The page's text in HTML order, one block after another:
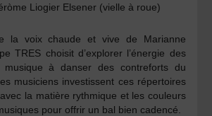
Liogier Elsener (vielle à roue)
la voix chaude et vive de Marianne
TRES choisit d’explorer l’énergie des
à danser des contreforts du
musiciens investissent ces répertoires
la matière rythmique et les couleurs
pour offrir un bal bien cadencé.